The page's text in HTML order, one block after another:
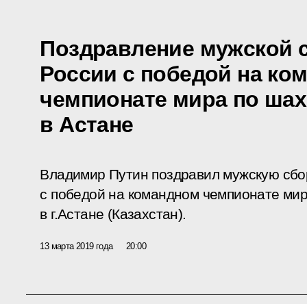
Поздравление мужской
России с победой на
чемпионате мира по
в Астане
Владимир Путин поздравил мужскую
с победой на командном чемпионате
в г.Астане (Казахстан).
13 марта 2019 года 20:00